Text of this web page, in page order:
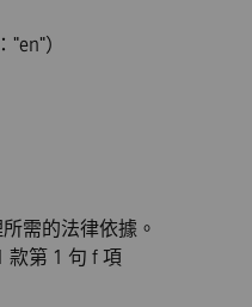
）
需的法律依據。
款第 1 句 f 項